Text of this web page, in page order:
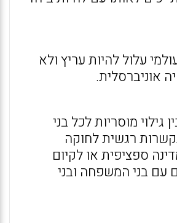
עלול להיות עריץ ולא
אוניברסלית.
גילוי מוסריות לכל בני
רגשית לחוקה
ספציפית או לקיום
עם בני המשפחה ובני